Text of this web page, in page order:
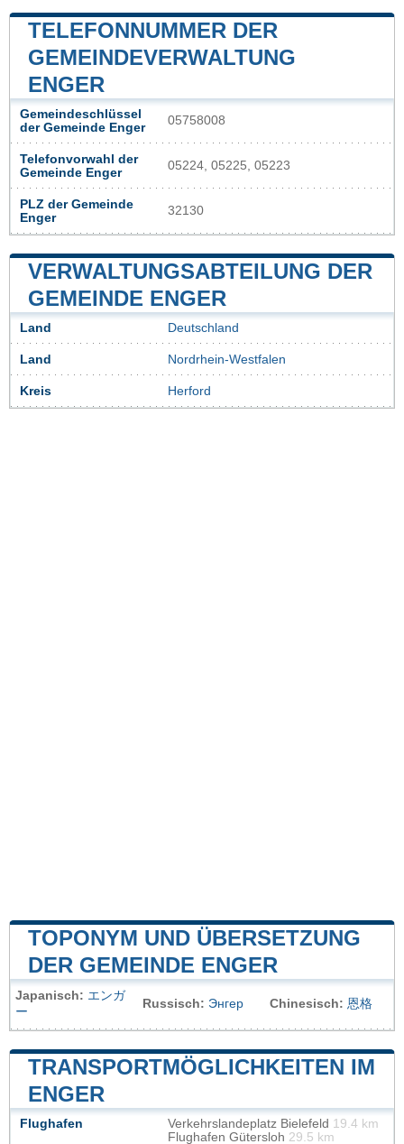
TELEFONNUMMER DER
GEMEINDEVERWALTUNG
ENGER
Gemeindeschlüssel
der Gemeinde Enger
05758008
Telefonvorwahl der
Gemeinde Enger
05224, 05225, 05223
PLZ der Gemeinde
Enger
32130
VERWALTUNGSABTEILUNG DER
GEMEINDE ENGER
Land Deutschland
Land Nordrhein-Westfalen
Kreis Herford
TOPONYM UND ÜBERSETZUNG
DER GEMEINDE ENGER
Japanisch: エンガ
ー
Russisch: Энгер Chinesisch: 恩格
TRANSPORTMÖGLICHKEITEN IM
ENGER
Flughafen Verkehrslandeplatz Bielefeld 19.4 km
Flughafen Gütersloh 29.5 km